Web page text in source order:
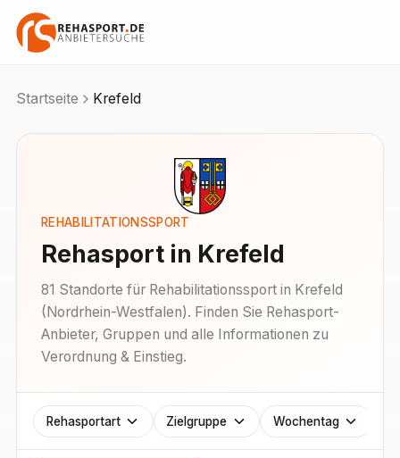
Startseite Krefeld
REHABILITATIONSSPORT
Rehasport in Krefeld
81 Standorte für Rehabilitationssport in Krefeld
(Nordrhein-Westfalen). Finden Sie Rehasport-
Anbieter, Gruppen und alle Informationen zu
Verordnung & Einstieg.
Rehasportart Zielgruppe Wochentag